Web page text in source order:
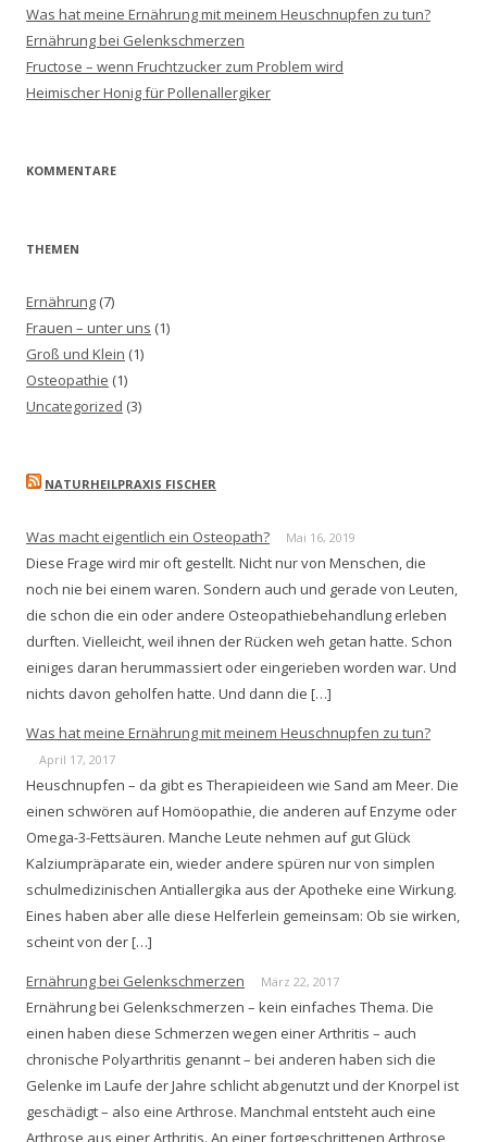
Was hat meine Ernährung mit meinem Heuschnupfen zu tun?
Ernährung bei Gelenkschmerzen
Fructose – wenn Fruchtzucker zum Problem wird
Heimischer Honig für Pollenallergiker
KOMMENTARE
THEMEN
Ernährung (7)
Frauen – unter uns (1)
Groß und Klein (1)
Osteopathie (1)
Uncategorized (3)
NATURHEILPRAXIS FISCHER
Was macht eigentlich ein Osteopath? Mai 16, 2019
Diese Frage wird mir oft gestellt. Nicht nur von Menschen, die
noch nie bei einem waren. Sondern auch und gerade von Leuten,
die schon die ein oder andere Osteopathiebehandlung erleben
durften. Vielleicht, weil ihnen der Rücken weh getan hatte. Schon
einiges daran herummassiert oder eingerieben worden war. Und
nichts davon geholfen hatte. Und dann die […]
Was hat meine Ernährung mit meinem Heuschnupfen zu tun?
April 17, 2017
Heuschnupfen – da gibt es Therapieideen wie Sand am Meer. Die
einen schwören auf Homöopathie, die anderen auf Enzyme oder
Omega-3-Fettsäuren. Manche Leute nehmen auf gut Glück
Kalziumpräparate ein, wieder andere spüren nur von simplen
schulmedizinischen Antiallergika aus der Apotheke eine Wirkung.
Eines haben aber alle diese Helferlein gemeinsam: Ob sie wirken,
scheint von der […]
Ernährung bei Gelenkschmerzen
März 22, 2017
Ernährung bei Gelenkschmerzen – kein einfaches Thema. Die
einen haben diese Schmerzen wegen einer Arthritis – auch
chronische Polyarthritis genannt – bei anderen haben sich die
Gelenke im Laufe der Jahre schlicht abgenutzt und der Knorpel ist
geschädigt – also eine Arthrose. Manchmal entsteht auch eine